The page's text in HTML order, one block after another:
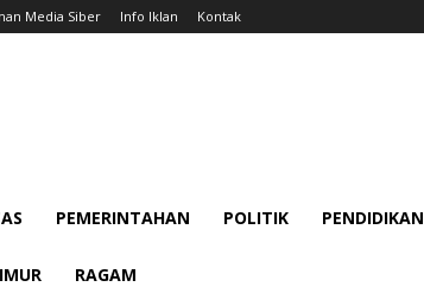
Media Siber Info Iklan Kontak
PEMERINTAHAN POLITIK PENDIDIKAN
RAGAM